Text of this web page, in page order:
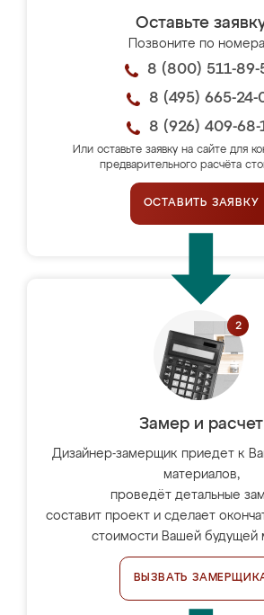
Оставьте
Позвоните по
8 (800) 511-89-
8 (495) 665-24-
8 (926) 409-68-
Или оставьте заявку на сайте для
предварительного расчёта
ОСТАВИТЬ ЗАЯВКУ
Замер и расчет
Дизайнер-замерщик приедет к
материалов,
проведёт детальные
составит проект и сделает
стоимости Вашей будущей
ВЫЗВАТЬ